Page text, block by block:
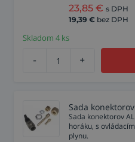
23,85 € s DPH
19,39 € bez DPH
Skladom 4 ks
- +
Sada
Sada konektorov
horáku, s
plynu.